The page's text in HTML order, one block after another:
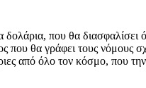
που θα διασφαλίσει
θα γράφει τους νόμους
από όλο τον κόσμο, που